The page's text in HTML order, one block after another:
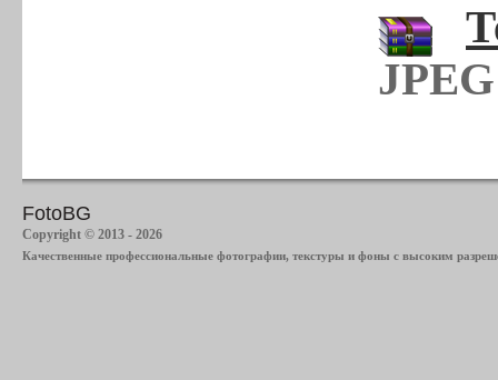
FotoBG
Copyright © 2013 - 2026
Качественные профессиональные фотографии, текстуры и фоны с высоким